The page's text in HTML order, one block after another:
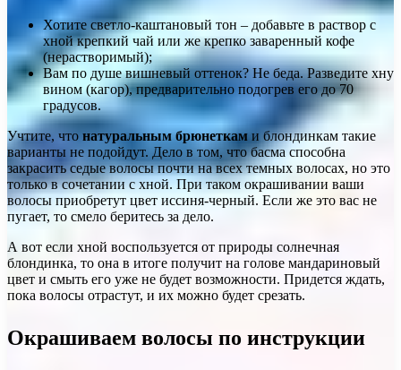
Хотите светло-каштановый тон – добавьте в раствор с
хной крепкий чай или же крепко заваренный кофе
(нерастворимый);
Вам по душе вишневый оттенок? Не беда. Разведите хну
вином (кагор), предварительно подогрев его до 70
градусов.
Учтите, что натуральным брюнетками блондинкам такие
варианты не подойдут. Дело в том, что басма способна
закрасить седые волосы почти на всех темных волосах, но это
только в сочетании с хной. При таком окрашивании ваши
волосы приобретут цвет иссиня-черный. Если же это вас не
пугает, то смело беритесь за дело.
А вот если хной воспользуется от природы солнечная
блондинка, то она в итоге получит на голове мандариновый
цвет и смыть его уже не будет возможности. Придется ждать,
пока волосы отрастут, и их можно будет срезать.
Окрашиваем волосы по инструкции